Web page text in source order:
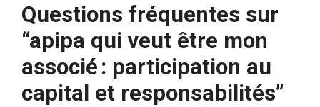
Questions fréquentes sur
“apipa qui veut être mon
associé : participation au
capital et responsabilités”